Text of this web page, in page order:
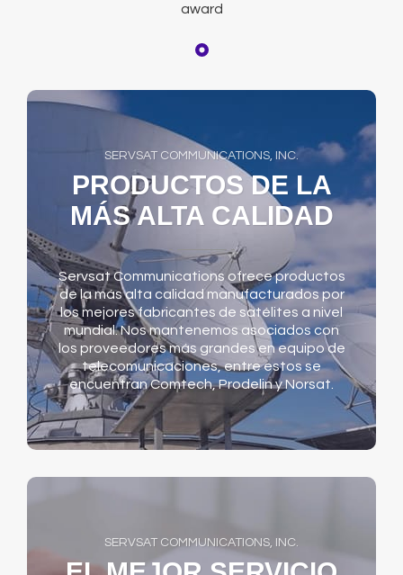
award
SERVSAT COMMUNICATIONS, INC.
PRODUCTOS DE LA
MÁS ALTA CALIDAD
Servsat Communications ofrece productos
de la más alta calidad manufacturados por
los mejores fabricantes de satélites a nivel
mundial. Nos mantenemos asociados con
los proveedores más grandes en equipo de
telecomunicaciones, entre estos se
encuentran Comtech, Prodelin y Norsat.
SERVSAT COMMUNICATIONS, INC.